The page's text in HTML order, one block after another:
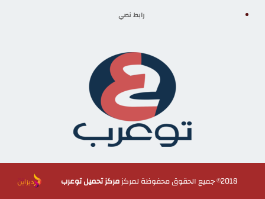
رابط نصي
2018© جميع الحقوق محفوظة لمركز مركز تحميل توعرب